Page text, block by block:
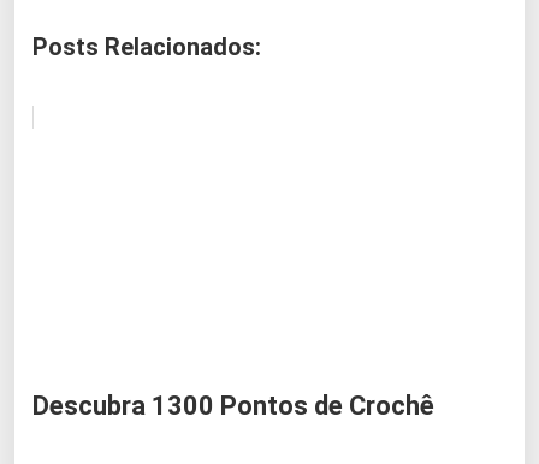
Posts Relacionados:
Descubra 1300 Pontos de Crochê